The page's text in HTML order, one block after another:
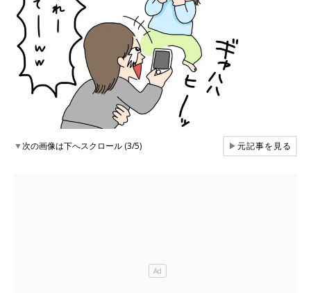
▼次の画像は下へスクロール (3/5) ▶元記事を見る